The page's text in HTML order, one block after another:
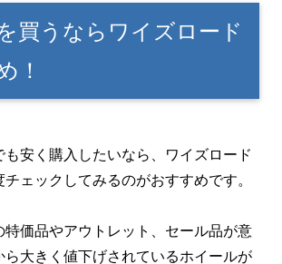
買うならワイズロード
！
も安く購入したいなら、ワイズロード
ェックしてみるのがおすすめです。
特価品やアウトレット、セール品が意
ら大きく値下げされているホイールが